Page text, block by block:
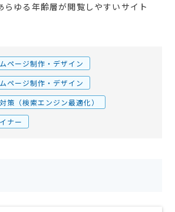
らゆる年齢層が閲覧しやすいサイト
ページ制作・デザイン
ページ制作・デザイン
策（検索エンジン最適化）
ナー